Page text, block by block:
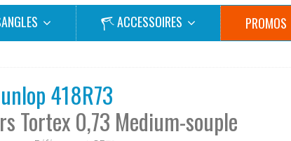
ACCESSOIRES PROMOS
418R73
Tortex 0,73 Medium-souple